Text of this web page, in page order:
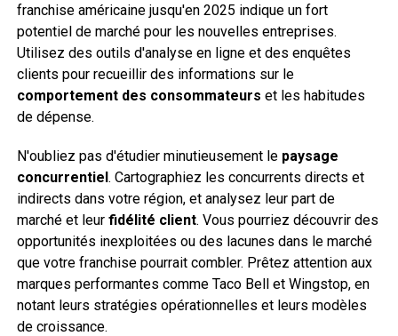
franchise américaine jusqu'en 2025 indique un fort
potentiel de marché pour les nouvelles entreprises.
Utilisez des outils d'analyse en ligne et des enquêtes
clients pour recueillir des informations sur le
comportement des consommateurs et les habitudes
de dépense.
N'oubliez pas d'étudier minutieusement le paysage
concurrentiel. Cartographiez les concurrents directs et
indirects dans votre région, et analysez leur part de
marché et leur fidélité client. Vous pourriez découvrir des
opportunités inexploitées ou des lacunes dans le marché
que votre franchise pourrait combler. Prêtez attention aux
marques performantes comme Taco Bell et Wingstop, en
notant leurs stratégies opérationnelles et leurs modèles
de croissance.